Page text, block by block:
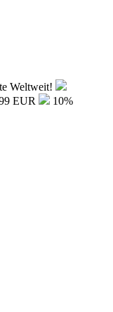
Weltweit!
EUR
10%